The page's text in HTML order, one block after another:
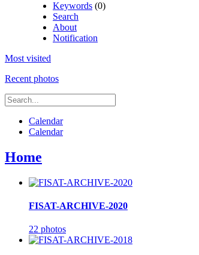
Keywords (0)
Search
About
Notification
Most visited
Recent photos
Calendar
Calendar
Home
FISAT-ARCHIVE-2020
22 photos